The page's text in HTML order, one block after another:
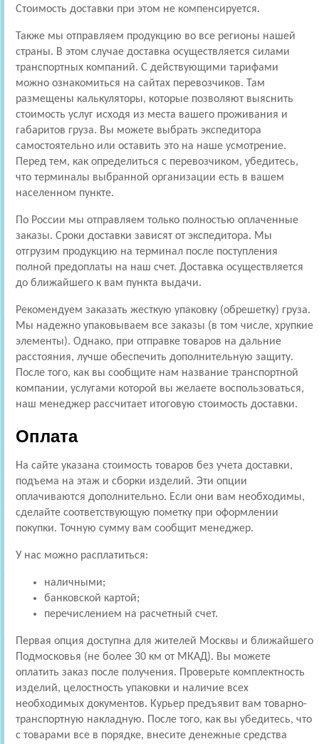
Стоимость доставки при этом не компенсируется.
Также мы отправляем продукцию во все регионы нашей
страны. В этом случае доставка осуществляется силами
транспортных компаний. С действующими тарифами
можно ознакомиться на сайтах перевозчиков. Там
размещены калькуляторы, которые позволяют выяснить
стоимость услуг исходя из места вашего проживания и
габаритов груза. Вы можете выбрать экспедитора
самостоятельно или оставить это на наше усмотрение.
Перед тем, как определиться с перевозчиком, убедитесь,
что терминалы выбранной организации есть в вашем
населенном пункте.
По России мы отправляем только полностью оплаченные
заказы. Сроки доставки зависят от экспедитора. Мы
отгрузим продукцию на терминал после поступления
полной предоплаты на наш счет. Доставка осуществляется
до ближайшего к вам пункта выдачи.
Рекомендуем заказать жесткую упаковку (обрешетку) груза.
Мы надежно упаковываем все заказы (в том числе, хрупкие
элементы). Однако, при отправке товаров на дальние
расстояния, лучше обеспечить дополнительную защиту.
После того, как вы сообщите нам название транспортной
компании, услугами которой вы желаете воспользоваться,
наш менеджер рассчитает итоговую стоимость доставки.
Оплата
На сайте указана стоимость товаров без учета доставки,
подъема на этаж и сборки изделий. Эти опции
оплачиваются дополнительно. Если они вам необходимы,
сделайте соответствующую пометку при оформлении
покупки. Точную сумму вам сообщит менеджер.
У нас можно расплатиться:
наличными;
банковской картой;
перечислением на расчетный счет.
Первая опция доступна для жителей Москвы и ближайшего
Подмосковья (не более 30 км от МКАД). Вы можете
оплатить заказ после получения. Проверьте комплектность
изделий, целостность упаковки и наличие всех
необходимых документов. Курьер предъявит вам товарно-
транспортную накладную. После того, как вы убедитесь, что
с товарами все в порядке, внесите денежные средства